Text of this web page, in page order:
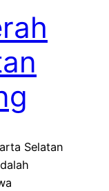
Selatan